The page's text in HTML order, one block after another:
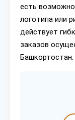
есть
логотипа или
действует
заказов
Башкортостан.